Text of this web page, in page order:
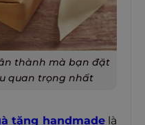
thành mà bạn đặt
quan trọng nhất
tặng handmadelà